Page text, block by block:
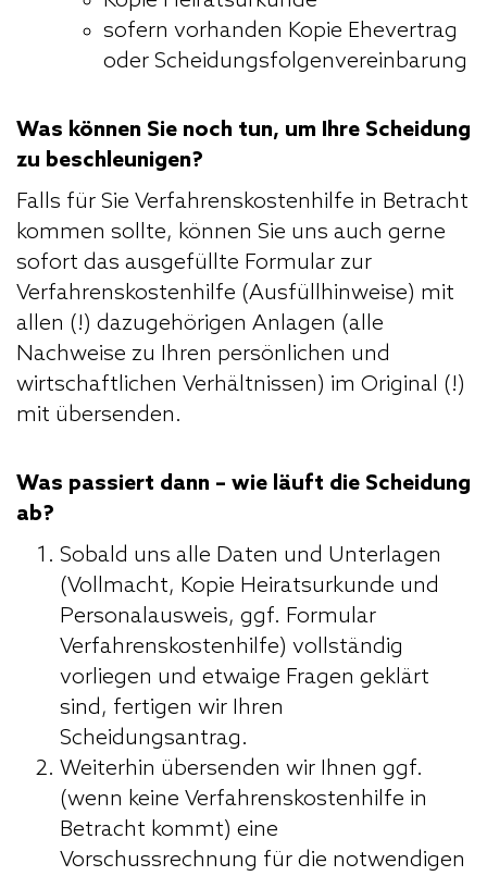
sofern vorhanden Kopie Ehevertrag
oder Scheidungsfolgenvereinbarung
Was können Sie noch tun, um Ihre Scheidung
zu beschleunigen?
Falls für Sie Verfahrenskostenhilfe in Betracht
kommen sollte, können Sie uns auch gerne
sofort das ausgefüllte Formular zur
Verfahrenskostenhilfe (Ausfüllhinweise) mit
allen (!) dazugehörigen Anlagen (alle
Nachweise zu Ihren persönlichen und
wirtschaftlichen Verhältnissen) im Original (!)
mit übersenden.
Was passiert dann – wie läuft die Scheidung
ab?
Sobald uns alle Daten und Unterlagen
(Vollmacht, Kopie Heiratsurkunde und
Personalausweis, ggf. Formular
Verfahrenskostenhilfe) vollständig
vorliegen und etwaige Fragen geklärt
sind, fertigen wir Ihren
Scheidungsantrag.
Weiterhin übersenden wir Ihnen ggf.
(wenn keine Verfahrenskostenhilfe in
Betracht kommt) eine
Vorschussrechnung für die notwendigen